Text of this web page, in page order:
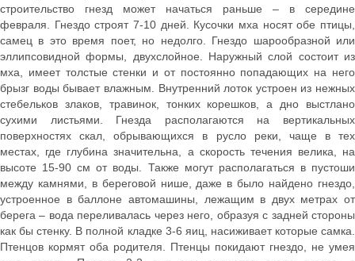
строительство гнезд может начаться раньше – в середине
февраля. Гнездо строят 7-10 дней. Кусочки мха носят обе птицы,
самец в это время поет, но недолго. Гнездо шарообразной или
эллипсовидной формы, двухслойное. Наружный слой состоит из
мха, имеет толстые стенки и от постоянно попадающих на него
брызг воды бывает влажным. Внутренний лоток устроен из нежных
стебельков злаков, травинок, тонких корешков, а дно выстлано
сухими листьями. Гнезда располагаются на вертикальных
поверхностях скал, обрывающихся в русло реки, чаще в тех
местах, где глубина значительна, а скорость течения велика, на
высоте 15-90 см от воды. Также могут располагаться в пустоши
между камнями, в береговой нише, даже в было найдено гнездо,
устроенное в баллоне автомашины, лежащим в двух метрах от
берега – вода переливалась через него, образуя с задней стороны
как бы стенку. В полной кладке 3-6 яиц, насиживает которые самка.
Птенцов кормят оба родителя. Птенцы покидают гнездо, не умея